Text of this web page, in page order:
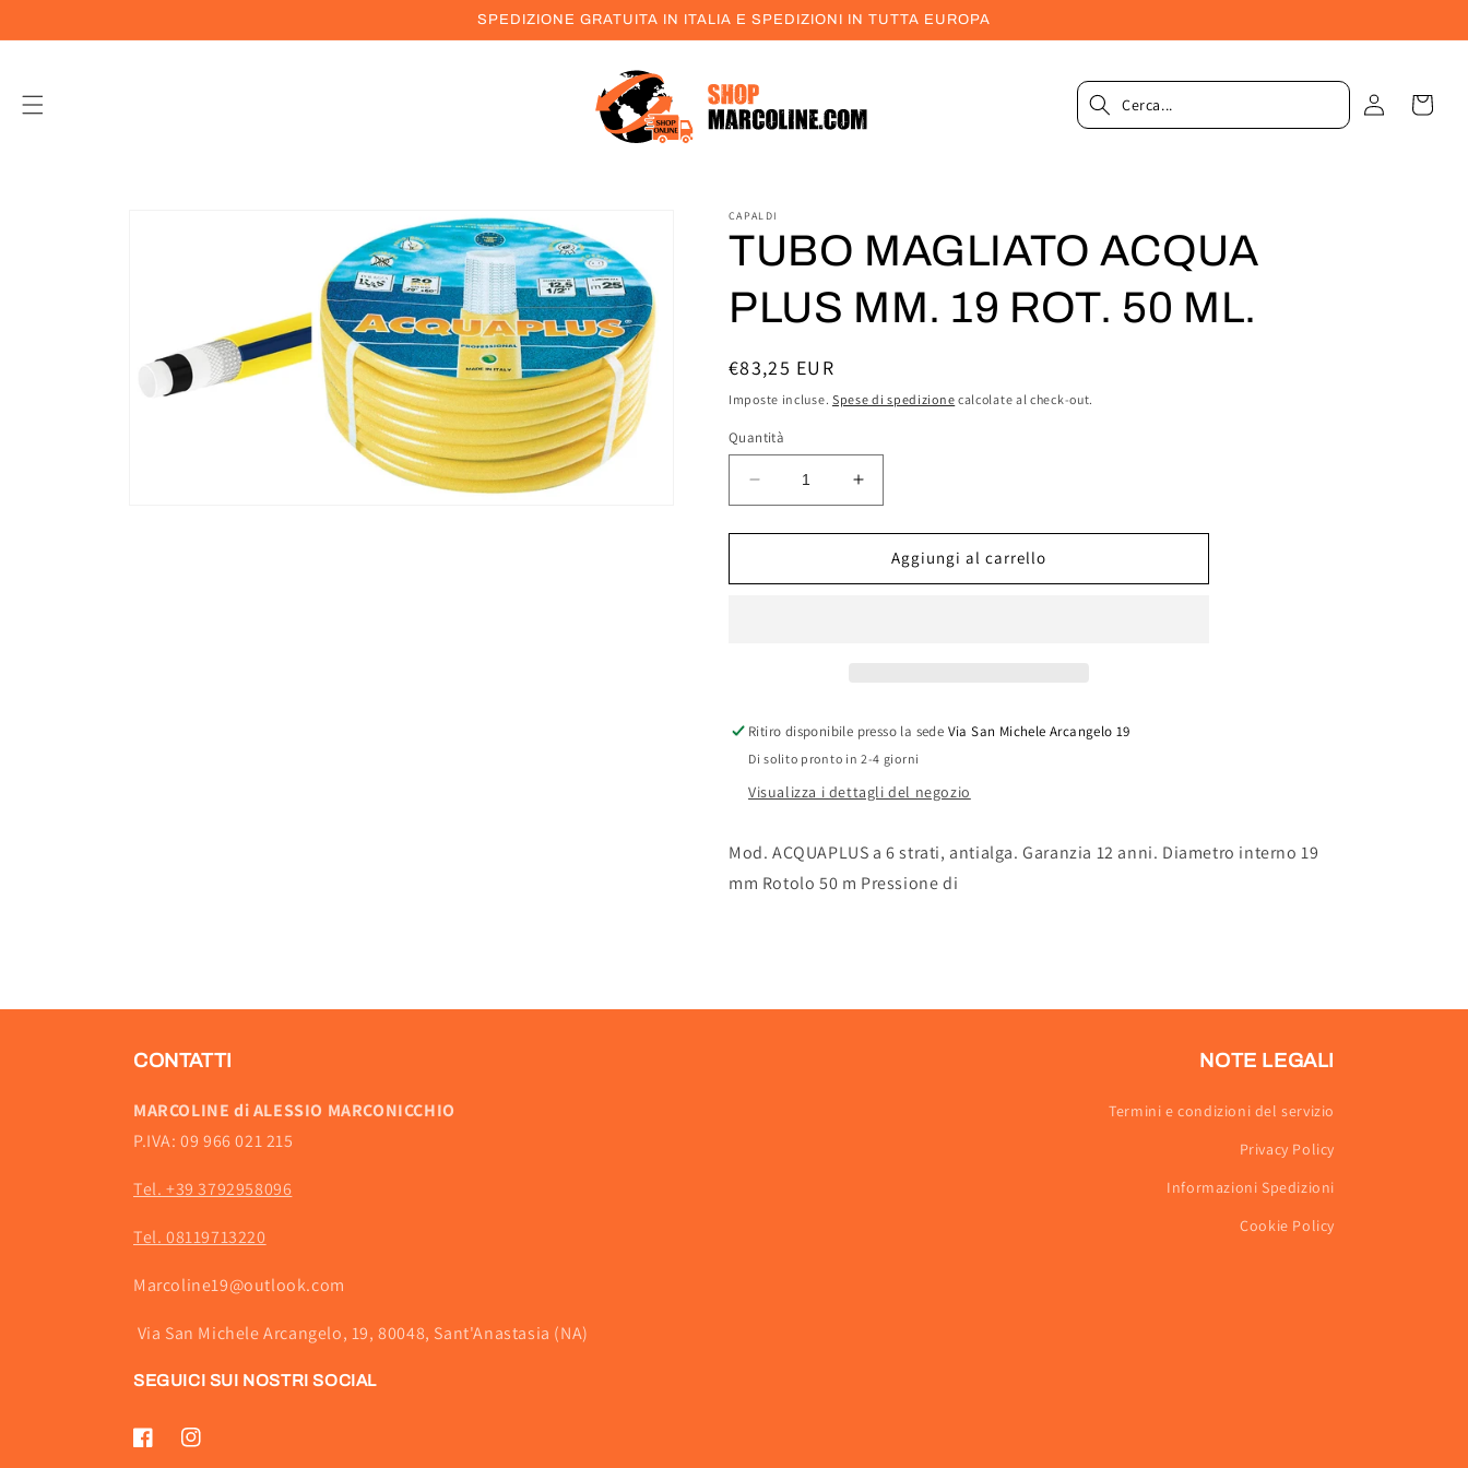
ai contenuti
SPEDIZIONE GRATUITA IN ITALIA E SPEDIZIONI IN TUTTA EUROPA
Accedi
CAPALDI
TUBO MAGLIATO ACQUA
PLUS MM. 19 ROT. 50 ML.
Prezzo
di
listino
€83,25 EUR
Imposte incluse. Spese di spedizione calcolate al check-out.
Quantità
Diminuisci
quantità
per
MAGLIATO
ML.
Aumenta
quantità
per
TUBO
MAGLIATO
ML.
Aggiungi al carrello
Ritiro disponibile presso la sede Via San Michele Arcangelo 19
Di solito pronto in 2-4 giorni
Visualizza i dettagli del negozio
Mod. ACQUAPLUS a 6 strati, antialga. Garanzia 12 anni. Diametro interno 19
mm Rotolo 50 m Pressione di
CONTATTI
MARCOLINE di ALESSIO MARCONICCHIO
P.IVA: 09 966 021 215
Tel. +39 3792958096
Tel. 08119713220
Marcoline19@outlook.com
Via San Michele Arcangelo, 19, 80048, Sant'Anastasia (NA)
SEGUICI SUI NOSTRI SOCIAL
FacebookInstagram
NOTE LEGALI
Termini e condizioni del servizio
Privacy Policy
Informazioni Spedizioni
Cookie Policy